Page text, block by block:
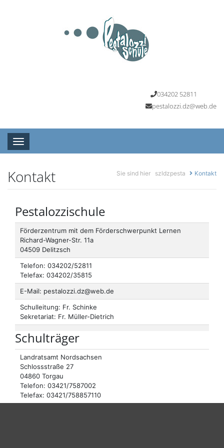
034202 52811
pestalozzi.dz@web.de
Toggle navigation
Kontakt Sie sind hier szldzpesta Kontakt
Pestalozzischule
Förderzentrum mit dem Förderschwerpunkt Lernen
Richard-Wagner-Str. 11a
04509 Delitzsch
Telefon: 034202/52811
Telefax: 034202/35815
E-Mail: pestalozzi.dz@web.de
Schulleitung: Fr. Schinke
Sekretariat: Fr. Müller-Dietrich
Schulträger
Landratsamt Nordsachsen
Schlossstraße 27
04860 Torgau
Telefon: 03421/7587002
Telefax: 03421/758857110